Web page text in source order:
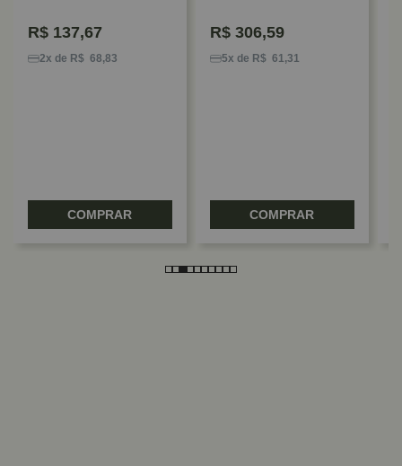
R$ 137,67
2x de R$ 68,83
COMPRAR
R$ 306,59
5x de R$ 61,31
COMPRAR